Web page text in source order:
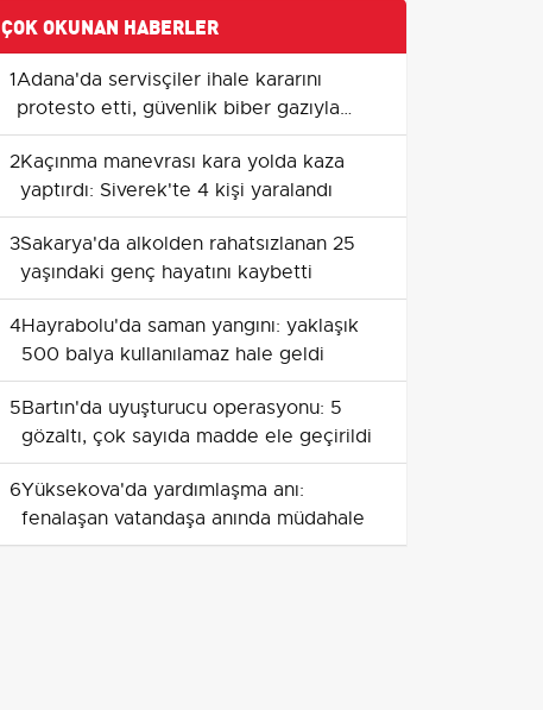
ÇOK OKUNAN HABERLER
1Adana'da servisçiler ihale kararını
protesto etti, güvenlik biber gazıyla
müdahale etti
2Kaçınma manevrası kara yolda kaza
yaptırdı: Siverek'te 4 kişi yaralandı
3Sakarya'da alkolden rahatsızlanan 25
yaşındaki genç hayatını kaybetti
4Hayrabolu'da saman yangını: yaklaşık
500 balya kullanılamaz hale geldi
5Bartın'da uyuşturucu operasyonu: 5
gözaltı, çok sayıda madde ele geçirildi
6Yüksekova'da yardımlaşma anı:
fenalaşan vatandaşa anında müdahale